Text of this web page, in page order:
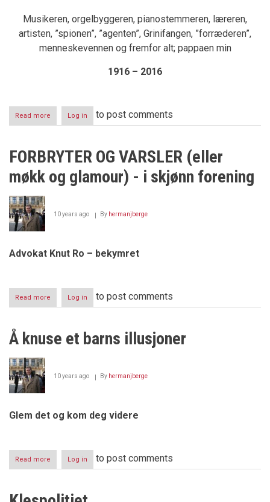
Musikeren, orgelbyggeren, pianostemmeren, læreren,
artisten, ”spionen”, ”agenten”, Grinifangen, ”forræderen”,
menneskevennen og fremfor alt; pappaen min
1916 – 2016
Read more about
HAAKON
-
Log in to post comments
FORBRYTER OG VARSLER (eller
møkk og glamour) - i skjønn forening
10 years ago By hermanjberge
Advokat Knut Ro – bekymret
Read more about
FORBRYTER
(eller
forening
Log in to post comments
Å knuse et barns illusjoner
10 years ago By hermanjberge
Glem det og kom deg videre
Read more
Å
Log in to post comments